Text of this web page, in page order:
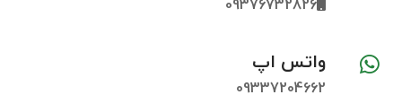
09376732826
واتس اپ
09337204662